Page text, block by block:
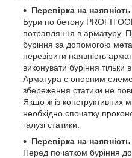
Перевірка на
Бури по бетону
потрапляння в арматуру.
буріння за допомогою
перевірити наявність
виконувати буріння тільки
Арматура є опорним
збереження статики не
Якщо ж із конструктивних
необхідно спочатку
галузі статики.
Перевірка на
Перед початком буріння